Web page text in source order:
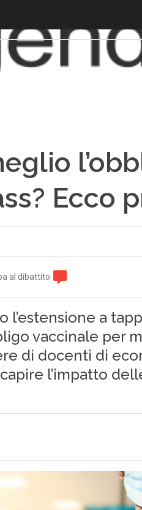
Ecco
al dibattito
l’estensione a
vaccinale per
di docenti di
l’impatto